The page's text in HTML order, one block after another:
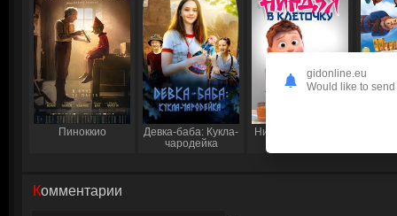
Пиноккио
Девка-баба: Кукла-
чародейка
Ниндзя в клеточку
Комментарии
gidonline.eu
Would like to